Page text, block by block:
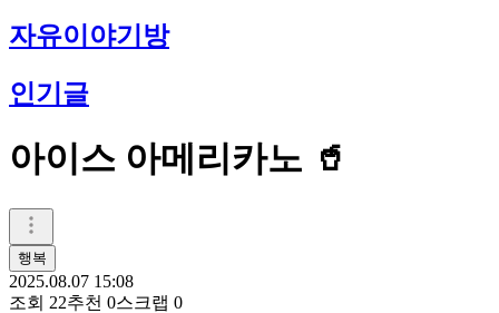
자유이야기방
인기글
아이스 아메리카노 🥤
행복
2025.08.07 15:08
조회 22추천 0스크랩 0